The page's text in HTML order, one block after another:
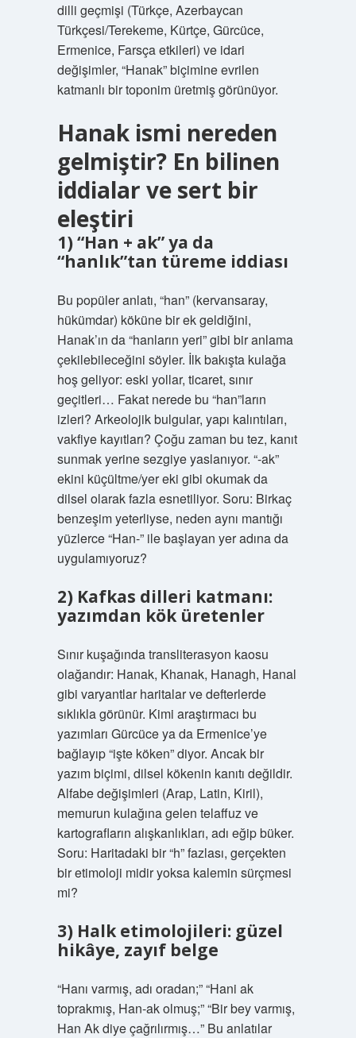
dilli geçmişi (Türkçe, Azerbaycan
Türkçesi/Terekeme, Kürtçe, Gürcüce,
Ermenice, Farsça etkileri) ve idari
değişimler, “Hanak” biçimine evrilen
katmanlı bir toponim üretmiş görünüyor.
Hanak ismi nereden
gelmiştir? En bilinen
iddialar ve sert bir
eleştiri
1) “Han + ak” ya da
“hanlık”tan türeme iddiası
Bu popüler anlatı, “han” (kervansaray,
hükümdar) köküne bir ek geldiğini,
Hanak’ın da “hanların yeri” gibi bir anlama
çekilebileceğini söyler. İlk bakışta kulağa
hoş geliyor: eski yollar, ticaret, sınır
geçitleri… Fakat nerede bu “han”ların
izleri? Arkeolojik bulgular, yapı kalıntıları,
vakfiye kayıtları? Çoğu zaman bu tez, kanıt
sunmak yerine sezgiye yaslanıyor. “-ak”
ekini küçültme/yer eki gibi okumak da
dilsel olarak fazla esnetiliyor. Soru: Birkaç
benzeşim yeterliyse, neden aynı mantığı
yüzlerce “Han-” ile başlayan yer adına da
uygulamıyoruz?
2) Kafkas dilleri katmanı:
yazımdan kök üretenler
Sınır kuşağında transliterasyon kaosu
olağandır: Hanak, Khanak, Hanagh, Hanal
gibi varyantlar haritalar ve defterlerde
sıklıkla görünür. Kimi araştırmacı bu
yazımları Gürcüce ya da Ermenice’ye
bağlayıp “işte köken” diyor. Ancak bir
yazım biçimi, dilsel kökenin kanıtı değildir.
Alfabe değişimleri (Arap, Latin, Kiril),
memurun kulağına gelen telaffuz ve
kartografların alışkanlıkları, adı eğip büker.
Soru: Haritadaki bir “h” fazlası, gerçekten
bir etimoloji midir yoksa kalemin sürçmesi
mi?
3) Halk etimolojileri: güzel
hikâye, zayıf belge
“Hanı varmış, adı oradan;” “Hani ak
toprakmış, Han-ak olmuş;” “Bir bey varmış,
Han Ak diye çağrılırmış…” Bu anlatılar